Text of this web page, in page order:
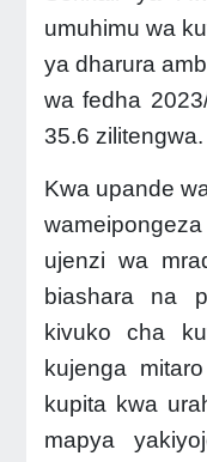
umuhimu wa
ya dharura
wa fedha
35.6 zilitengwa.
Kwa upande
ujenzi wa
biashara na
kivuko cha
kujenga
kupita kwa
mapya